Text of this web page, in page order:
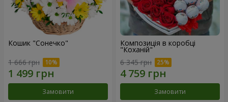
Кошик "Сонечко"
1 666 грн
Замовити
Композиція в коробці
"Коханій"
6 345 грн
Замовити